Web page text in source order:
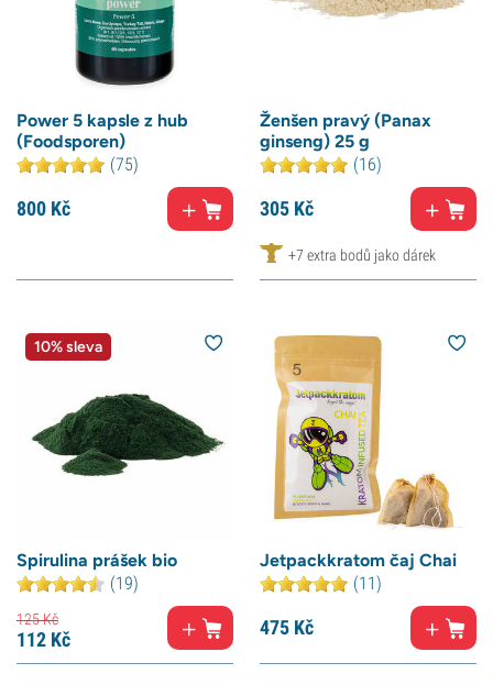
Power 5 kapsle z hub
(Foodsporen)
(75)
800 Kč
Ženšen pravý (Panax
ginseng) 25 g
(16)
305 Kč
+7 extra bodů jako dárek
10% sleva
Spirulina prášek bio
(19)
125Kč
112 Kč
Jetpackkratom čaj Chai
(11)
475 Kč